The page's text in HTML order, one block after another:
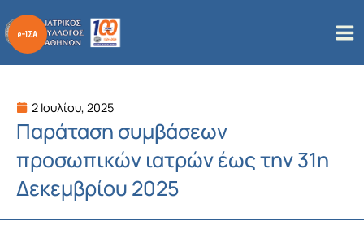
στο
περιεχόμενο
2 Ιουλίου, 2025
Παράταση συμβάσεων
προσωπικών ιατρών έως την 31η
Δεκεμβρίου 2025